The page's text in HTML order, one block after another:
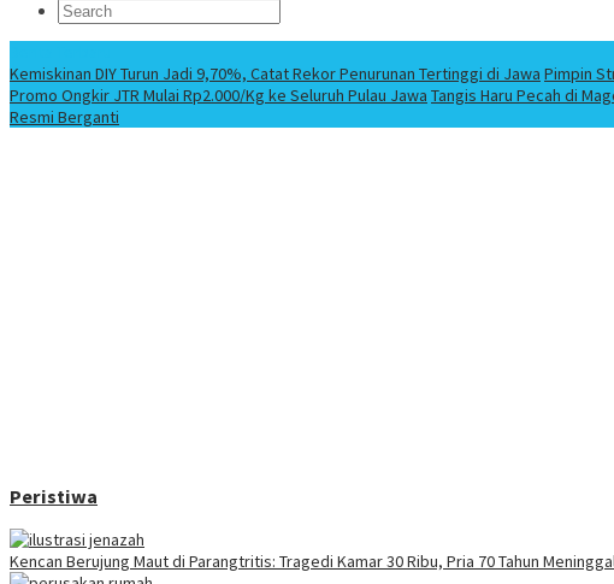
Kemiskinan DIY Turun Jadi 9,70%, Catat Rekor Penurunan Tertinggi di Jawa Pimpin
Promo Ongkir JTR Mulai Rp2.000/Kg ke Seluruh Pulau Jawa Tangis Haru Pecah di
Resmi Berganti
Peristiwa
Kencan Berujung Maut di Parangtritis: Tragedi Kamar 30 Ribu, Pria 70 Tahun